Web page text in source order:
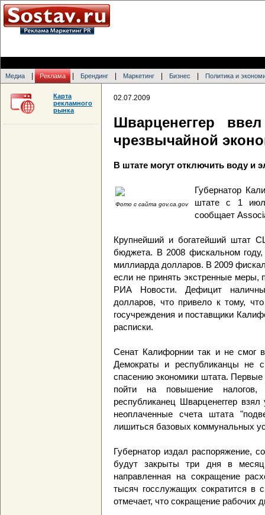
Медиа Реклама Брендинг Маркетинг Бизнес Политика и
02.07.2009
Шварценеггер
чрезвычайной
В штате могут отключить воду и
Фото с сайта gov.ca.gov
Губернатор
штате с 1
сообщает
Крупнейший и богатейший штат
бюджета. В 2008 фискальном
миллиарда долларов. В 2009
если не принять экстренные
РИА Новости. Дефицит
долларов, что привело к тому,
госучреждения и поставщики
расписки.
Сенат Калифорнии так и не смог
Демократы и республиканцы не
спасению экономики штата. Первые
пойти на повышение налогов,
республиканец Шварценеггер
неоплаченные счета штата
лишиться базовых коммунальных
Губернатор издал распоряжение,
будут закрыты три дня в
направленная на сокращение
тысяч госслужащих сократится в
отмечает, что сокращение рабочих
Карта
рекламного
рынка